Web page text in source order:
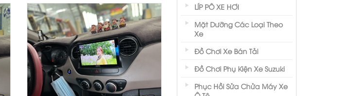
LÍP PÔ XE HƠI
Mặt Dưỡng Các Loại Theo
Xe
Đồ Chơi Xe Bán Tải
Đồ Chơi Phụ Kiện Xe Suzuki
Phục Hồi Sửa Chửa Máy Xe